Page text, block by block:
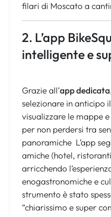
filari di Moscato a
2. L’app
intelligente e
Grazie all’app dedicata
selezionare in anticipo
visualizzare le mappe
per non perdersi tra
panoramiche L’app
amiche (hotel,
arricchendo
enogastronomiche e
strumento è stato
“chiarissimo e super